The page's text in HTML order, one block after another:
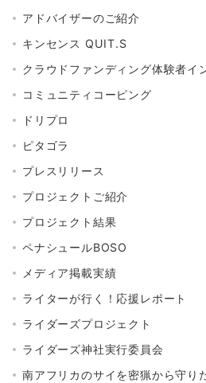
アドバイザーのご紹介
キンセンス QUIT.S
クラウドファンディング体験者イ
コミュニティコーピング
ドリプロ
ピタゴラ
プレスリリース
プロジェクトご紹介
プロジェクト結果
ペナシュールBOSO
メディア掲載実績
ライターが行く！応援レポート
ライダーズプロジェクト
ライダーズ神社実行委員会
南アフリカのサイを密猟から守り